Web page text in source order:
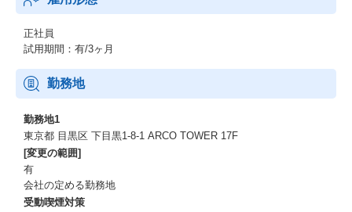
正社員
試用期間：有/3ヶ月
勤務地
勤務地1
東京都 目黒区 下目黒1-8-1 ARCO TOWER 17F
[変更の範囲]
有
会社の定める勤務地
受動喫煙対策